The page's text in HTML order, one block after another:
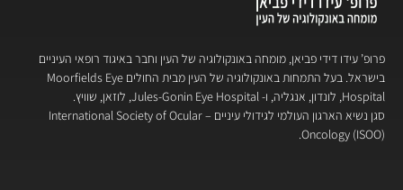
פרופ’ עידו דידי פביאן, מומחה באונקולוגיה של העין וחבר באיגוד רופאי העיניים
בישראל. בעל התמחות באונקולוגיה של העין מבית החולים Moorfields Eye
Hospital, לונדון, אנגליה, ו- Jules-Gonin Eye Hospital, לוזאן, שוויץ.
סגן נשיא הארגון העולמי לגידולי עיניים – International Society of Ocular
Oncology (ISOO).